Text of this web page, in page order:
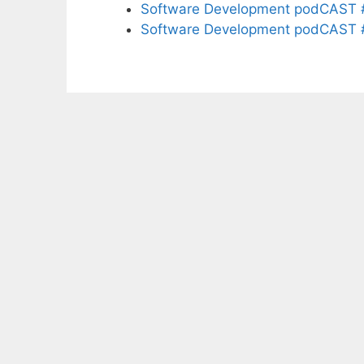
Software Development podCAST
Software Development podCAST